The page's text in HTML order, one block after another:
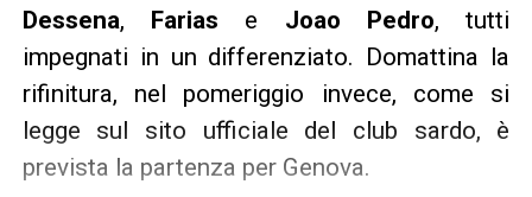
Dessena, Farias e Joao Pedro, tutti
impegnati in un differenziato. Domattina la
rifinitura, nel pomeriggio invece, come si
legge sul sito ufficiale del club sardo, è
prevista la partenza per Genova.